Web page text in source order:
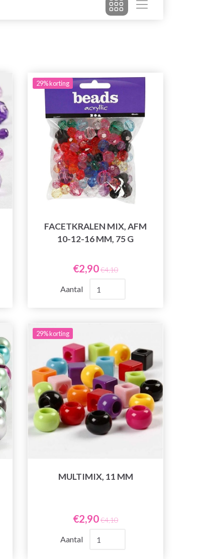
29% korting
FACETKRALEN MIX, AFM
10-12-16 MM, 75 G
€2,90€4,10
Aantal
29% korting
MULTIMIX, 11 MM
€2,90€4,10
Aantal